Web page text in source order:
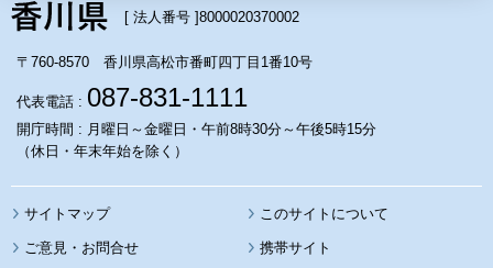
[ 法人番号 ]8000020370002
〒760-8570 香川県高松市番町四丁目1番10号
代表電話 : 087-831-1111
開庁時間 : 月曜日～金曜日・午前8時30分～午後5時15分
（休日・年末年始を除く）
サイトマップ このサイトについて
携帯サイト